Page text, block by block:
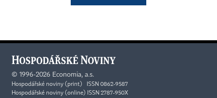
© 1996-2026 Economia, a.s.
Hospodářské noviny (print) ISSN 0862-9587
Hospodářské noviny (online) ISSN 2787-950X